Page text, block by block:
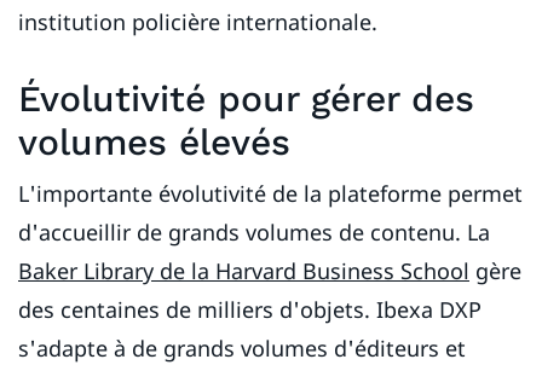
institution policière internationale.
Évolutivité pour gérer des
volumes élevés
L'importante évolutivité de la plateforme permet
d'accueillir de grands volumes de contenu. La
Baker Library de la Harvard Business School gère
des centaines de milliers d'objets. Ibexa DXP
s'adapte à de grands volumes d'éditeurs et